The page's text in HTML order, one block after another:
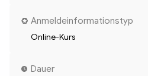
Anmeldeinformationstyp
Online-Kurs
Dauer